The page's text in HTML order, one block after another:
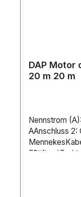
DAP Motor
20 m 20 m
Nennstrom
AAnschluss 2:
FStifte: